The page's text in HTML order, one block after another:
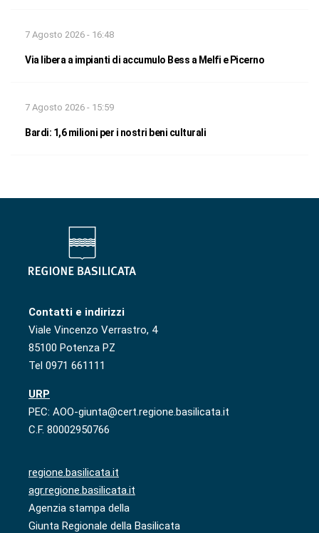
7 Agosto 2026 - 16:48
Via libera a impianti di accumulo Bess a Melfi e Picerno
7 Agosto 2026 - 15:59
Bardi: 1,6 milioni per i nostri beni culturali
Contatti e indirizzi
Viale Vincenzo Verrastro, 4
85100 Potenza PZ
Tel 0971 661111
URP
PEC: AOO-giunta@cert.regione.basilicata.it
C.F. 80002950766
regione.basilicata.it
agr.regione.basilicata.it
Agenzia stampa della
Giunta Regionale della Basilicata